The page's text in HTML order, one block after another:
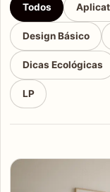
Todos
Design Básico
Dicas Ecológicas
LP
Articles